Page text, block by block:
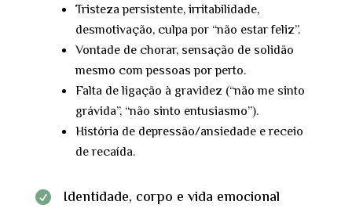
Tristeza persistente, irritabilidade,
desmotivação, culpa por “não estar feliz”.
Vontade de chorar, sensação de solidão
mesmo com pessoas por perto.
Falta de ligação à gravidez (“não me sinto
grávida”, “não sinto entusiasmo”).
História de depressão/ansiedade e receio
de recaída.
 Identidade, corpo e vida emocional